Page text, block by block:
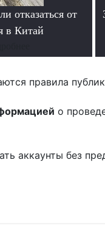
отказаться от
в Китай
правила
о
аккаунты без